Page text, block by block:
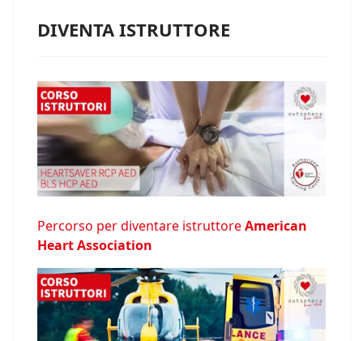
DIVENTA ISTRUTTORE
Percorso per diventare istruttoreAmerican
Heart Association